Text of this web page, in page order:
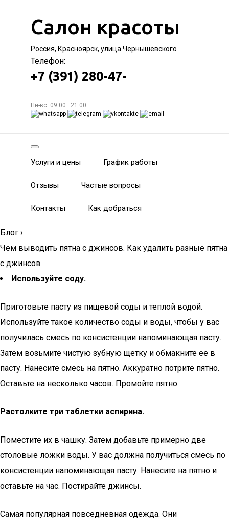
Салон красоты
Россия, Красноярск, улица Чернышевского
Телефон:
+7 (391) 280-47-
Пн-вс: 09:00—21:00
Услуги и цены График работы
Отзывы Частые вопросы
Контакты Как добраться
Блог ›
Чем выводить пятна с джинсов. Как удалить разные пятна
с джинсов
Используйте соду.
Приготовьте пасту из пищевой соды и теплой водой.
Используйте такое количество соды и воды, чтобы у вас
получилась смесь по консистенции напоминающая пасту.
Затем возьмите чистую зубную щетку и обмакните ее в
пасту. Нанесите смесь на пятно. Аккуратно потрите пятно.
Оставьте на несколько часов. Промойте пятно.
Растолките три таблетки аспирина.
Поместите их в чашку. Затем добавьте примерно две
столовые ложки воды. У вас должна получиться смесь по
консистенции напоминающая пасту. Нанесите на пятно и
оставьте на час. Постирайте джинсы.
Самая популярная повседневная одежда. Они